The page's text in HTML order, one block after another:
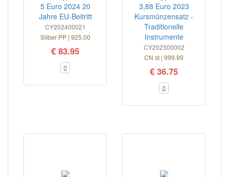
5 Euro 2024 20
Jahre EU-Beitritt
CY202400021
Silber PP | 925.00
€ 83.95
3,88 Euro 2023
Kursmünzensatz -
Traditionelle
Instrumente
CY202300002
CN st | 999.99
€ 36.75